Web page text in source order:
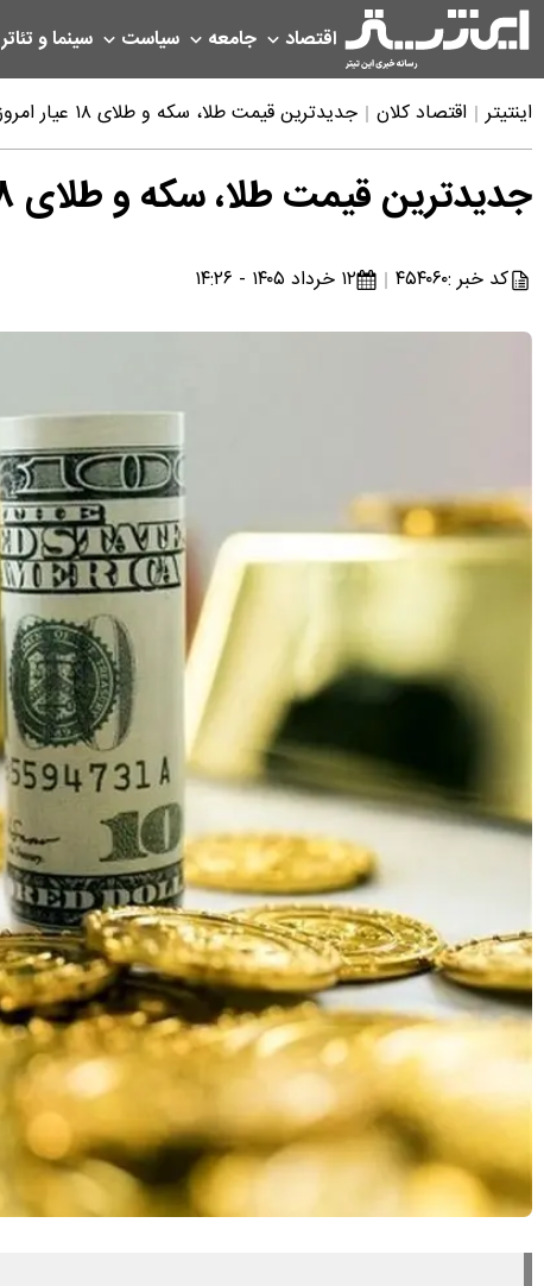
اقتصاد جامعه سیاست سینما و تئاتر
اینتیتر اقتصاد کلان جدیدترین قیمت طلا، سکه و طلای ۱۸ عیار امروز ۱۲ خرداد ۱۴۰۵
جدیدترین قیمت طلا، سکه و طلای ۱۸ عیار امروز ۱۲ خرداد ۱۴۰۵
کد خبر :۴۵۴۰۶۰ ۱۲ خرداد ۱۴۰۵ - ۱۴:۲۶